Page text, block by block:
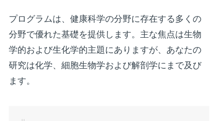
プログラムは、健康科学の分野に存在する多くの
分野で優れた基礎を提供します。主な焦点は生物
学的および生化学的主題にありますが、あなたの
研究は化学、細胞生物学および解剖学にまで及び
ます。